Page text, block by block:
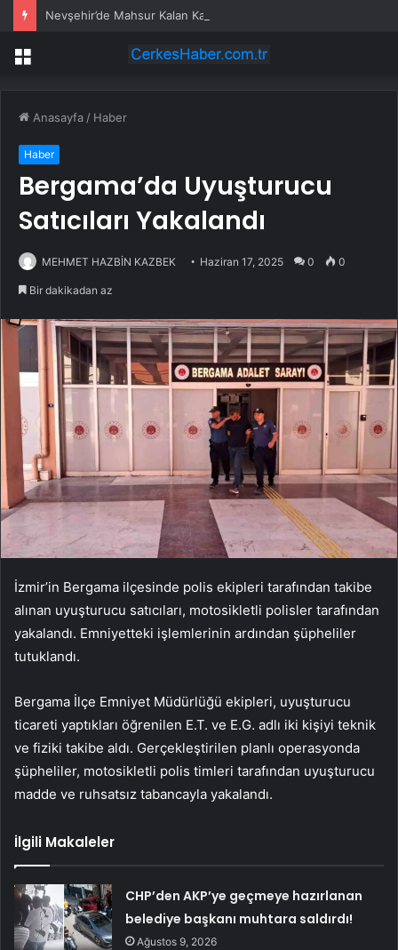
Nevşehir’de Mahsur Kalan Kadın Kurtarıldı
Menü
Anasayfa / Haber
Haber
Bergama’da Uyuşturucu
Satıcıları Yakalandı
MEHMET HAZBİN KAZBEK Haziran 17, 2025 0 0
Bir dakikadan az
İzmir’in Bergama ilçesinde polis ekipleri tarafından takibe
alınan uyuşturucu satıcıları, motosikletli polisler tarafından
yakalandı. Emniyetteki işlemlerinin ardından şüpheliler
tutuklandı.
Bergama İlçe Emniyet Müdürlüğü ekipleri, uyuşturucu
ticareti yaptıkları öğrenilen E.T. ve E.G. adlı iki kişiyi teknik
ve fiziki takibe aldı. Gerçekleştirilen planlı operasyonda
şüpheliler, motosikletli polis timleri tarafından uyuşturucu
madde ve ruhsatsız tabancayla yakalandı.
İlgili Makaleler
CHP’den AKP’ye geçmeye hazırlanan
belediye başkanı muhtara saldırdı!
Ağustos 9, 2026